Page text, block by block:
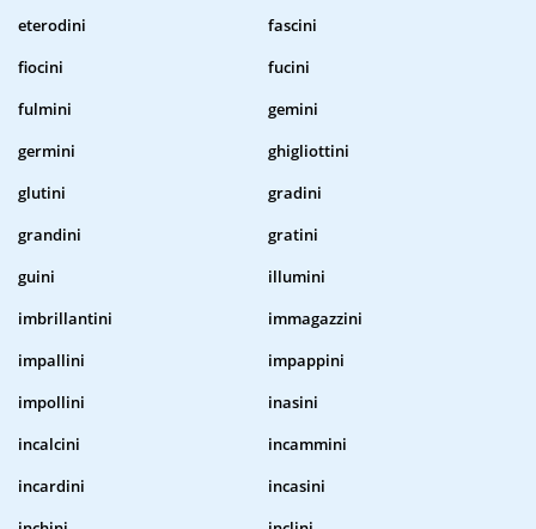
eterodini
fascini
fiocini
fucini
fulmini
gemini
germini
ghigliottini
glutini
gradini
grandini
gratini
guini
illumini
imbrillantini
immagazzini
impallini
impappini
impollini
inasini
incalcini
incammini
incardini
incasini